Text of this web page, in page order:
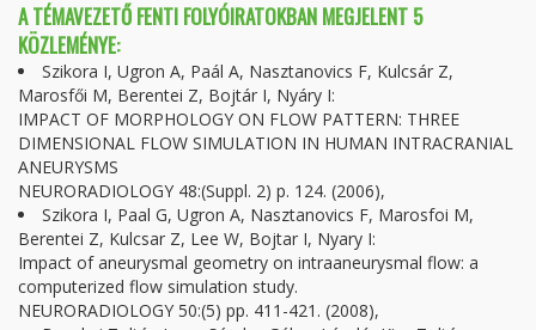
A TÉMAVEZETŐ FENTI FOLYÓIRATOKBAN MEGJELENT 5
KÖZLEMÉNYE:
Szikora I, Ugron A, Paál A, Nasztanovics F, Kulcsár Z,
Marosfői M, Berentei Z, Bojtár I, Nyáry I:
IMPACT OF MORPHOLOGY ON FLOW PATTERN: THREE
DIMENSIONAL FLOW SIMULATION IN HUMAN INTRACRANIAL
ANEURYSMS
NEURORADIOLOGY 48:(Suppl. 2) p. 124. (2006),
Szikora I, Paal G, Ugron A, Nasztanovics F, Marosfoi M,
Berentei Z, Kulcsar Z, Lee W, Bojtar I, Nyary I:
Impact of aneurysmal geometry on intraaneurysmal flow: a
computerized flow simulation study.
NEURORADIOLOGY 50:(5) pp. 411-421. (2008),